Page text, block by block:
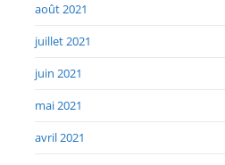
août 2021
juillet 2021
juin 2021
mai 2021
avril 2021